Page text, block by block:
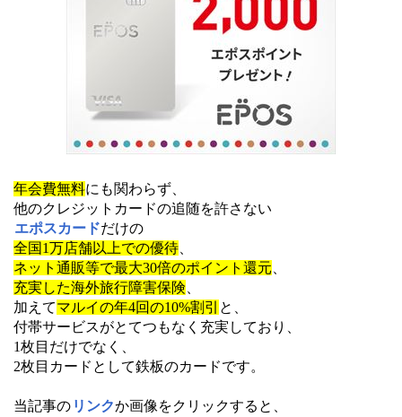
年会費無料にも関わらず、
他のクレジットカードの追随を許さない
エポスカードだけの
全国1万店舗以上での優待
ネット通販等で最大30倍のポイント還元
充実した海外旅行障害保険
加えてマルイの年4回の10%割引 と、
付帯サービスがとてつもなく充実しており、
1枚目だけでなく、
2枚目カードとして鉄板のカードです。
当記事の リンクか画像をクリックすると、